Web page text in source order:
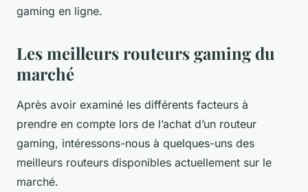
gaming en ligne.
Les meilleurs routeurs gaming du
marché
Après avoir examiné les différents facteurs à
prendre en compte lors de l’achat d’un routeur
gaming, intéressons-nous à quelques-uns des
meilleurs routeurs disponibles actuellement sur le
marché.